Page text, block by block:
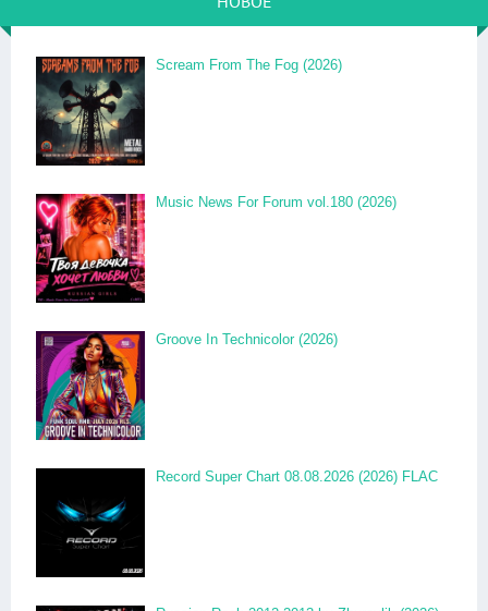
Scream From The Fog (2026)
Music News For Forum vol.180 (2026)
Groove In Technicolor (2026)
Record Super Chart 08.08.2026 (2026) FLAC